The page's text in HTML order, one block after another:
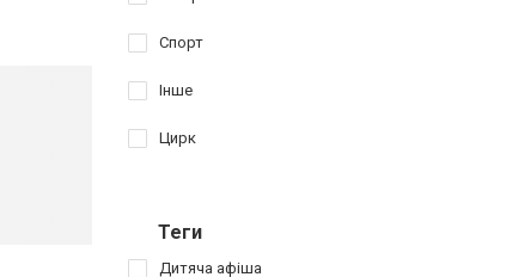
Спорт
Інше
Цирк
Теги
Дитяча афіша